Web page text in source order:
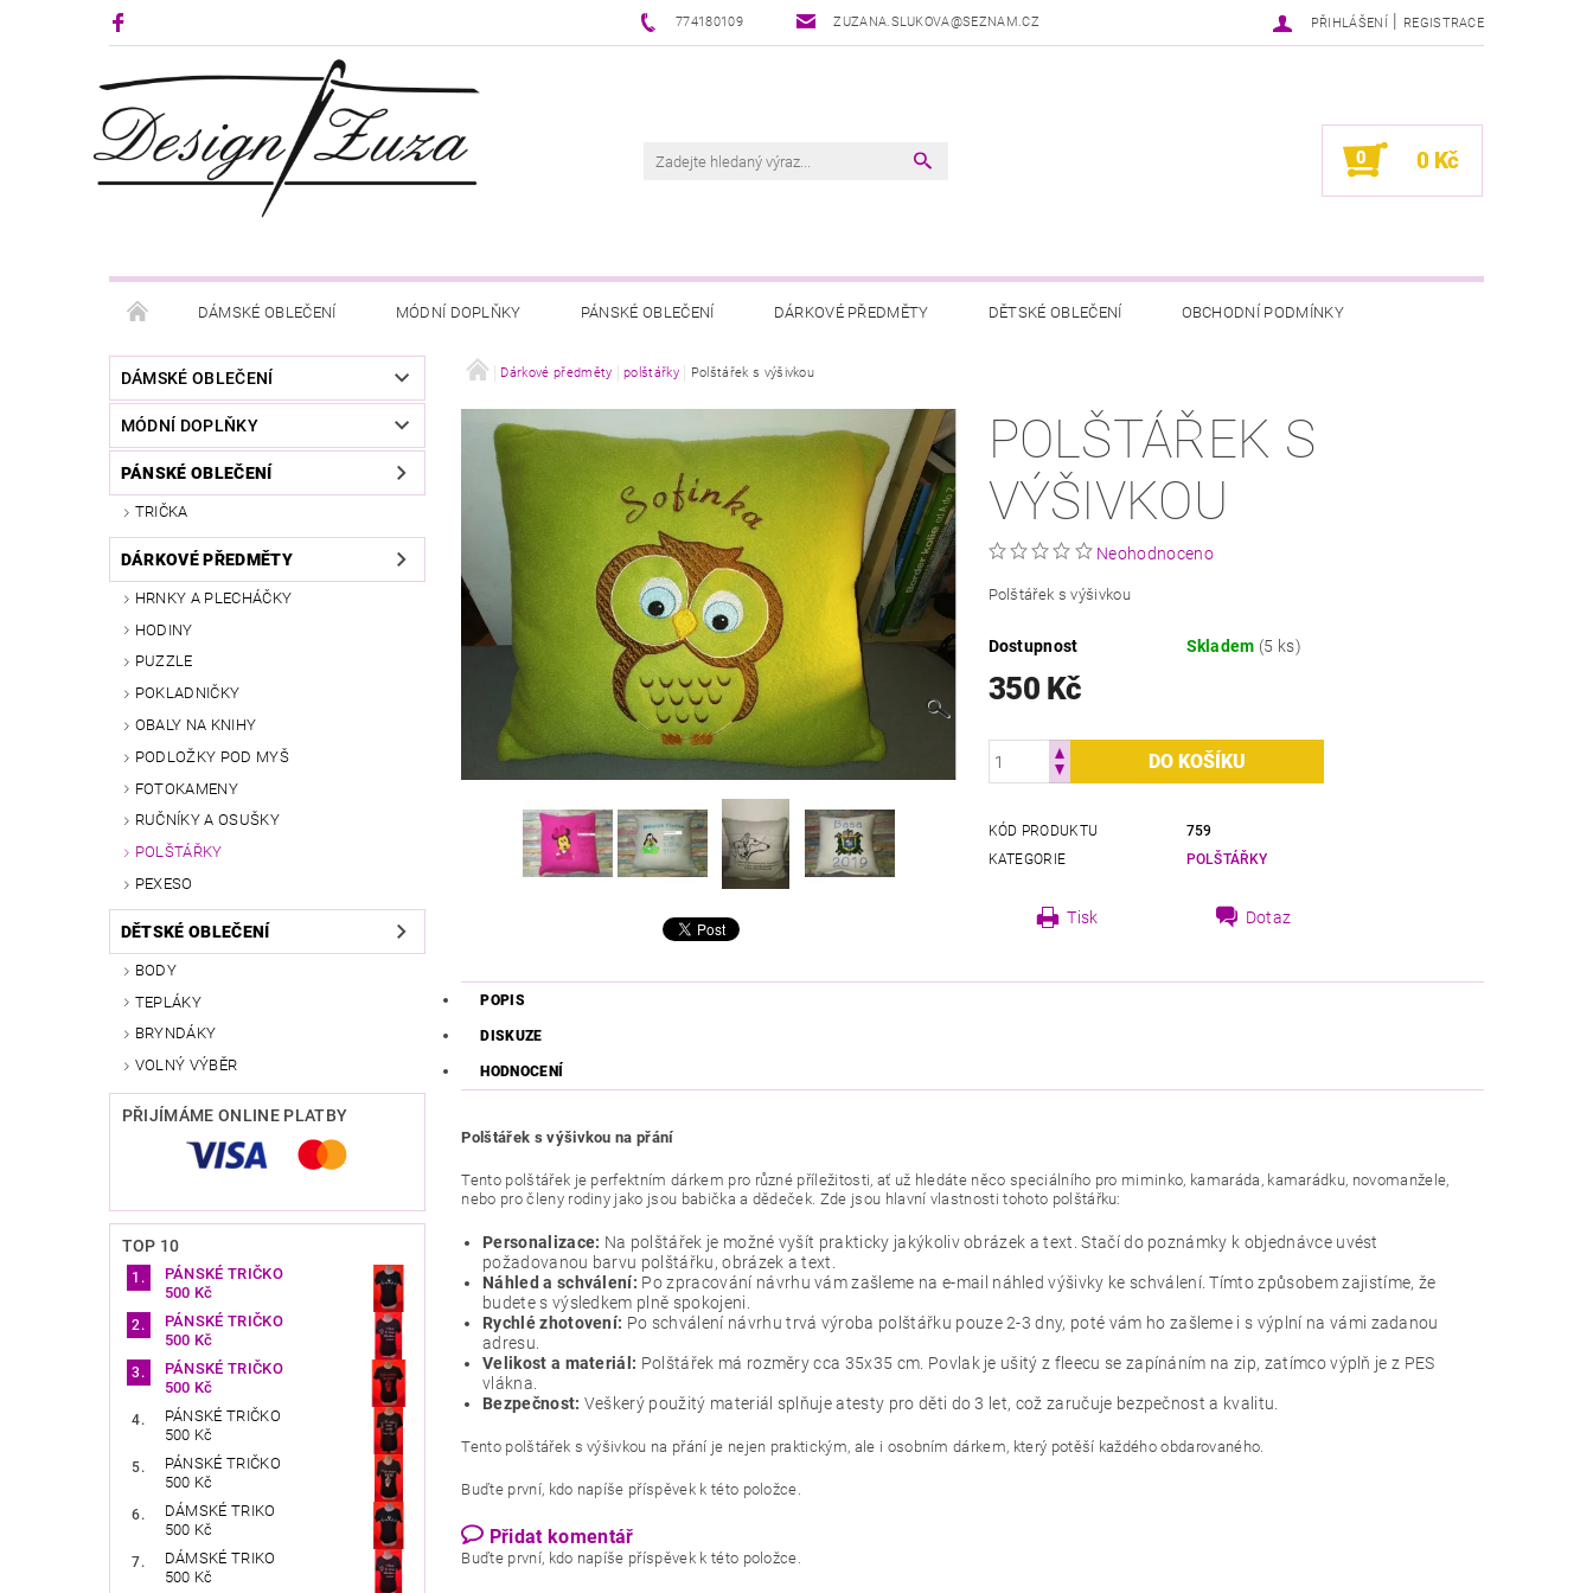
774180109 ZUZANA.SLUKOVA@SEZNAM.CZ PŘIHLÁŠENÍ | REGISTRACE
0 0 Kč
DÁMSKÉ OBLEČENÍ MÓDNÍ DOPLŇKY PÁNSKÉ OBLEČENÍ DÁRKOVÉ PŘEDMĚTY DĚTSKÉ OBLEČENÍ OBCHODNÍ PODMÍNKY
KONTAKTY
DÁMSKÉ OBLEČENÍ
MÓDNÍ DOPLŇKY
PÁNSKÉ OBLEČENÍ
TRIČKA
DÁRKOVÉ PŘEDMĚTY
HRNKY A PLECHÁČKY
HODINY
PUZZLE
POKLADNIČKY
OBALY NA KNIHY
PODLOŽKY POD MYŠ
FOTOKAMENY
RUČNÍKY A OSUŠKY
POLŠTÁŘKY
PEXESO
DĚTSKÉ OBLEČENÍ
BODY
TEPLÁKY
BRYNDÁKY
VOLNÝ VÝBĚR
PŘIJÍMÁME ONLINE PLATBY
TOP 10
PÁNSKÉ TRIČKO
500 Kč
PÁNSKÉ TRIČKO
500 Kč
PÁNSKÉ TRIČKO
500 Kč
PÁNSKÉ TRIČKO
500 Kč
PÁNSKÉ TRIČKO
500 Kč
DÁMSKÉ TRIKO
500 Kč
DÁMSKÉ TRIKO
500 Kč
Dárkové předměty polštářky Polštářek s výšivkou
POLŠTÁŘEK S
VÝŠIVKOU
Neohodnoceno
Polštářek s výšivkou
Dostupnost Skladem (5 ks)
350 Kč
KÓD PRODUKTU
759
KATEGORIE
POLŠTÁŘKY
Tisk Dotaz
POPIS
DISKUZE
HODNOCENÍ
Polštářek s výšivkou na přání
Tento polštářek je perfektním dárkem pro různé příležitosti, ať už hledáte něco speciálního pro miminko, kamaráda, kamarádku, novomanžele,
nebo pro členy rodiny jako jsou babička a dědeček. Zde jsou hlavní vlastnosti tohoto polštářku:
Personalizace: Na polštářek je možné vyšít prakticky jakýkoliv obrázek a text. Stačí do poznámky k objednávce uvést
požadovanou barvu polštářku, obrázek a text.
Náhled a schválení: Po zpracování návrhu vám zašleme na e-mail náhled výšivky ke schválení. Tímto způsobem zajistíme, že
budete s výsledkem plně spokojeni.
Rychlé zhotovení: Po schválení návrhu trvá výroba polštářku pouze 2-3 dny, poté vám ho zašleme i s výplní na vámi zadanou
adresu.
Velikost a materiál: Polštářek má rozměry cca 35x35 cm. Povlak je ušitý z fleecu se zapínáním na zip, zatímco výplň je z PES
vlákna.
Bezpečnost: Veškerý použitý materiál splňuje atesty pro děti do 3 let, což zaručuje bezpečnost a kvalitu.
Tento polštářek s výšivkou na přání je nejen praktickým, ale i osobním dárkem, který potěší každého obdarovaného.
Buďte první, kdo napíše příspěvek k této položce.
Přidat komentář
Buďte první, kdo napíše příspěvek k této položce.